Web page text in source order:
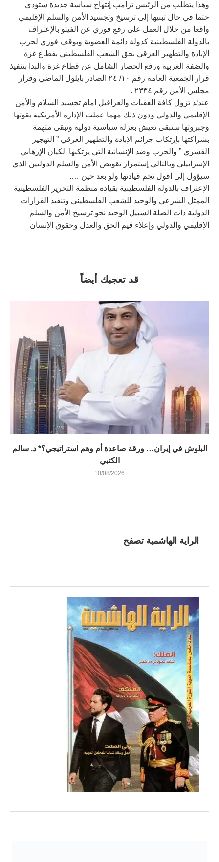
وهذا يتطلب من الرئيس ترامب إنتهاج سياسة جديدة ستؤدي
حتما في حال تبنيها إلى ترسيخ وتجسيد الأمن والسلم الإقليمي
واقعا من خلال العمل على رفع فوري عن الفيتو بالإعتراف
بالدولة الفلسطينية كدولة دائمة العضوية وبوقف فوري لحرب
الإبادة والتطهير العرقي بحق الشعب الفلسطيني بقطاع غزة
والضفة الغربية ورفع الحصار الشامل عن قطاع غزة والبدا بتنفيذ
قرار الجمعية العامة رقم ١٠/ ٢٤ الصادر بايلول الماضي وقرار
مجلس الأمن رقم ٢٣٣٤ .
عندئذ تزول كافة العقبات والعراقيل امام تجسيد السلام والأمن
الإقليمي والدولي ودون ذلك مهما عملت الإدارة الأمريكية بقوتها
وجبروتها ستبقى تعيش بعزلة سياسية دولية وتبقى متهمة
بشراكتها بإرتكاب جرائم الإبادة والتطهير العرقي ” التهجير
القسري ” والحرب وضد الإنسانية التي يرتكبها الكيان الإرهابي
الإسرائيلي وبالتالي إستمرار تقويض الأمن والسلم الدوليين الذي
سيؤول إلى افول نجم قيادتها ولو بعد حين ….
الإعتراف بالدولة الفلسطينية بقيادة منظمة التحرير الفلسطينية
الممثل الشرعي والوحيد للشعب الفلسطيني وتنفيذ القرارات
الدولية ذات الصلة السبيل الوحيد نحو ترسيخ الأمن والسلم
الإقليمي والدولي وإعلاء قيم الحق والعدل وحقوق الإنسان
قد تعجبك أيضاً
البلوش في إيران… ورقة صاعدة أم وهم استراتيجي؟* د. سالم
الكتبي
10/08/2026
الراية الهاشمية تصفح